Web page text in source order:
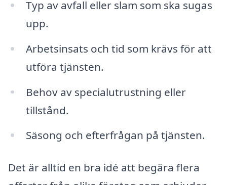
Typ av avfall eller slam som ska sugas
upp.
Arbetsinsats och tid som krävs för att
utföra tjänsten.
Behov av specialutrustning eller
tillstånd.
Säsong och efterfrågan på tjänsten.
Det är alltid en bra idé att begära flera